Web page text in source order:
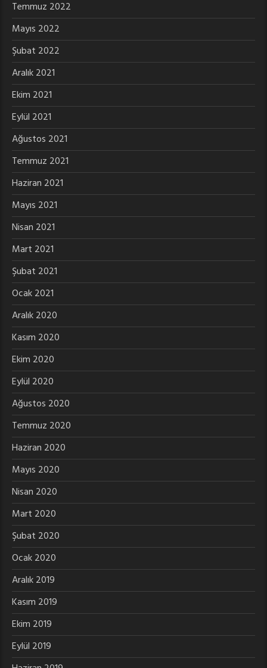
Temmuz 2022
Mayıs 2022
Şubat 2022
Aralık 2021
Ekim 2021
Eylül 2021
Ağustos 2021
Temmuz 2021
Haziran 2021
Mayıs 2021
Nisan 2021
Mart 2021
Şubat 2021
Ocak 2021
Aralık 2020
Kasım 2020
Ekim 2020
Eylül 2020
Ağustos 2020
Temmuz 2020
Haziran 2020
Mayıs 2020
Nisan 2020
Mart 2020
Şubat 2020
Ocak 2020
Aralık 2019
Kasım 2019
Ekim 2019
Eylül 2019